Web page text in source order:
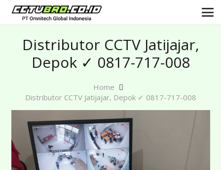
Distributor CCTV Jatijajar,
Depok ✓ 0817-717-008
Home
Distributor CCTV Jatijajar, Depok ✓ 0817-717-008